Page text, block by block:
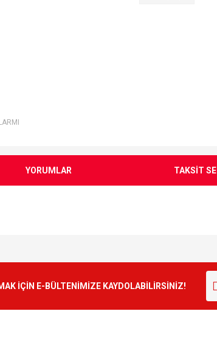
YORUMLAR TAKSİT
İÇİN E-BÜLTENİMİZE KAYDOLABİLİRSİNİZ!